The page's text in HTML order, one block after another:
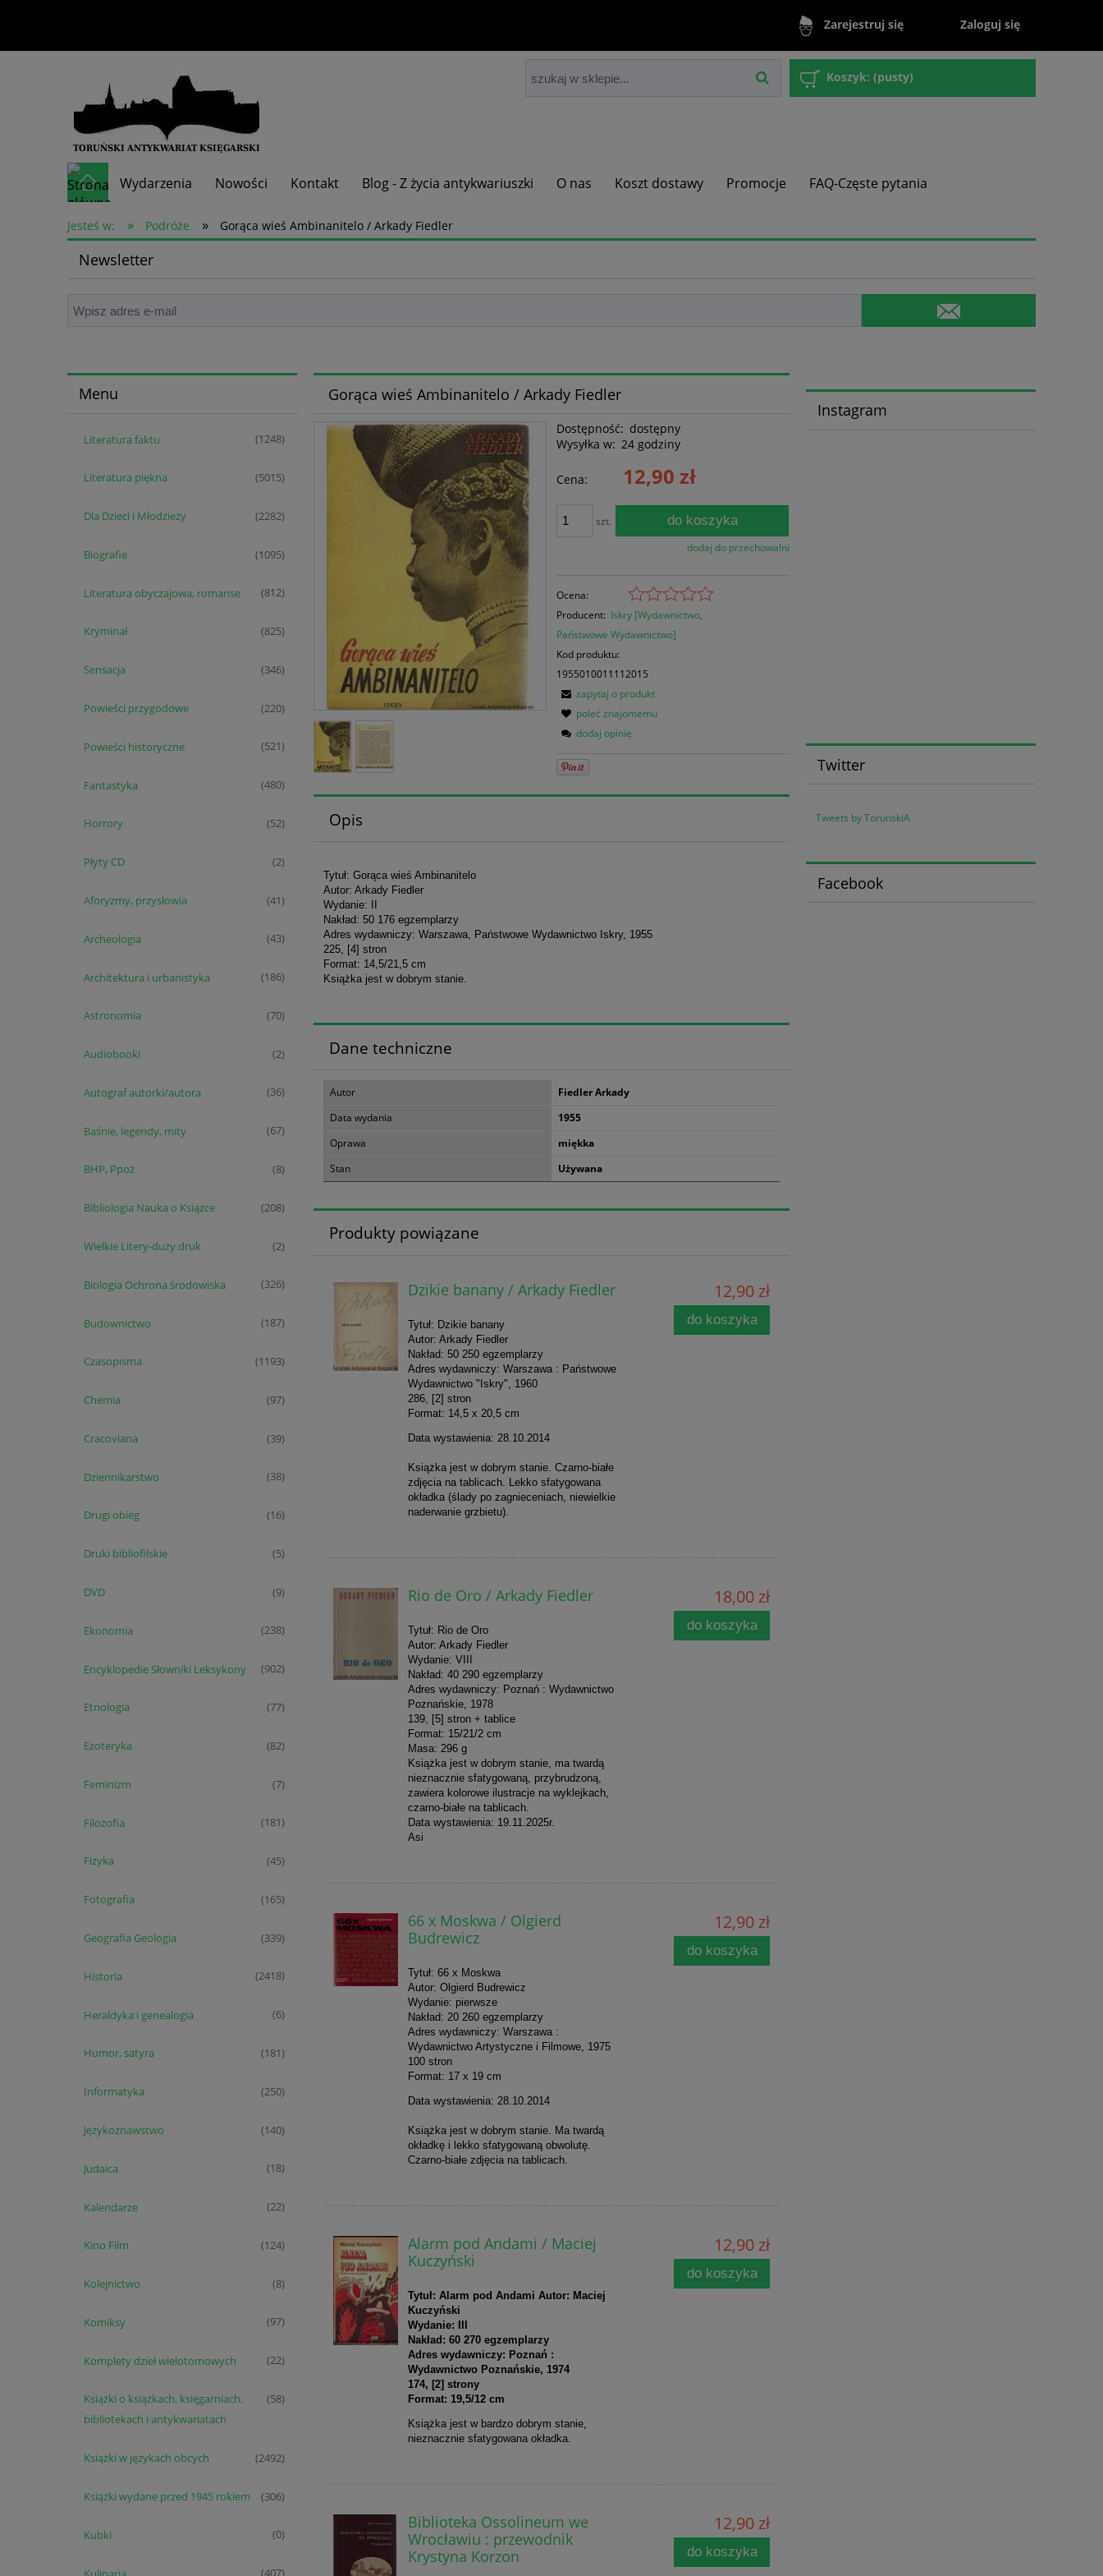
Zarejestruj się Zaloguj się
Koszyk: (pusty)
Wydarzenia Nowości Kontakt Blog - Z życia antykwariuszki O nas Koszt dostawy Promocje FAQ-Częste pytania
Skup książek
Jesteś w: » Podróże » Gorąca wieś Ambinanitelo / Arkady Fiedler
Newsletter
Menu
Literatura faktu (1248)
Literatura piękna (5015)
Dla Dzieci i Młodzieży (2282)
Biografie (1095)
Literatura obyczajowa, romanse (812)
Kryminał (825)
Sensacja (346)
Powieści przygodowe (220)
Powieści historyczne (521)
Fantastyka (480)
Horrory (52)
Płyty CD (2)
Aforyzmy, przysłowia (41)
Archeologia (43)
Architektura i urbanistyka (186)
Astronomia (70)
Audiobooki (2)
Autograf autorki/autora (36)
Baśnie, legendy, mity (67)
BHP, Ppoż (8)
Bibliologia Nauka o Książce (208)
Wielkie Litery-duży druk (2)
Biologia Ochrona środowiska (326)
Budownictwo (187)
Czasopisma (1193)
Chemia (97)
Cracoviana (39)
Dziennikarstwo (38)
Drugi obieg (16)
Druki bibliofilskie (5)
DVD (9)
Ekonomia (238)
Encyklopedie Słowniki Leksykony (902)
Etnologia (77)
Ezoteryka (82)
Feminizm (7)
Filozofia (181)
Fizyka (45)
Fotografia (165)
Geografia Geologia (339)
Historia (2418)
Heraldyka i genealogia (6)
Humor, satyra (181)
Informatyka (250)
Językoznawstwo (140)
Judaica (18)
Kalendarze (22)
Kino Film (124)
Kolejnictwo (8)
Komiksy (97)
Komplety dzieł wielotomowych (22)
Książki o książkach, księgarniach,
bibliotekach i antykwariatach
(58)
Książki w językach obcych (2492)
Książki wydane przed 1945 rokiem (306)
Kubki (0)
Gorąca wieś Ambinanitelo / Arkady Fiedler
Dostępność: dostępny
Wysyłka w: 24 godziny
Cena: 12,90 zł
szt. do koszyka
dodaj do przechowalni
Ocena:
Producent: Iskry [Wydawnictwo,
Państwowe Wydawnictwo]
Kod produktu:
1955010011112015
zapytaj o produkt
poleć znajomemu
dodaj opinię
Opis
Tytuł: Gorąca wieś Ambinanitelo
Autor: Arkady Fiedler
Wydanie: II
Nakład: 50 176 egzemplarzy
Adres wydawniczy: Warszawa, Państwowe Wydawnictwo Iskry, 1955
225, [4] stron
Format: 14,5/21,5 cm
Książka jest w dobrym stanie.
Dane techniczne
Autor
Fiedler Arkady
Data wydania
1955
Oprawa
miękka
Stan
Używana
Produkty powiązane
Dzikie banany / Arkady Fiedler
Tytuł: Dzikie banany
Autor: Arkady Fiedler
Nakład: 50 250 egzemplarzy
Adres wydawniczy: Warszawa : Państwowe
Wydawnictwo "Iskry", 1960
286, [2] stron
Format: 14,5 x 20,5 cm
Data wystawienia: 28.10.2014
Książka jest w dobrym stanie. Czarno-białe
zdjęcia na tablicach. Lekko sfatygowana
okładka (ślady po zagnieceniach, niewielkie
naderwanie grzbietu).
12,90 zł
do koszyka
Rio de Oro / Arkady Fiedler
Tytuł: Rio de Oro
Autor: Arkady Fiedler
Wydanie: VIII
Nakład: 40 290 egzemplarzy
Adres wydawniczy: Poznań : Wydawnictwo
Poznańskie, 1978
139, [5] stron + tablice
Format: 15/21/2 cm
Masa: 296 g
Książka jest w dobrym stanie, ma twardą
nieznacznie sfatygowaną, przybrudzoną,
zawiera kolorowe ilustracje na wyklejkach,
czarno-białe na tablicach.
Data wystawienia: 19.11.2025r.
Asi
18,00 zł
do koszyka
66 x Moskwa / Olgierd
Budrewicz
Tytuł: 66 x Moskwa
Autor: Olgierd Budrewicz
Wydanie: pierwsze
Nakład: 20 260 egzemplarzy
Adres wydawniczy: Warszawa :
Wydawnictwo Artystyczne i Filmowe, 1975
100 stron
Format: 17 x 19 cm
Data wystawienia: 28.10.2014
Książka jest w dobrym stanie. Ma twardą
okładkę i lekko sfatygowaną obwolutę.
Czarno-białe zdjęcia na tablicach.
12,90 zł
do koszyka
Alarm pod Andami / Maciej
Kuczyński
Tytuł: Alarm pod Andami Autor: Maciej
Kuczyński
Wydanie: III
Nakład: 60 270 egzemplarzy
Adres wydawniczy: Poznań :
Wydawnictwo Poznańskie, 1974
174, [2] strony
Format: 19,5/12 cm
Książka jest w bardzo dobrym stanie,
nieznacznie sfatygowana okładka.
12,90 zł
do koszyka
Biblioteka Ossolineum we
Wrocławiu : przewodnik
Krystyna Korzon
12,90 zł
do koszyka
Instagram
Twitter
Tweets by TorunskiA
Facebook